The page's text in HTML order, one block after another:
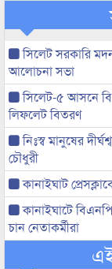
সিলেট সরকারি
আলোচনা সভা
সিলেট-৫ আসনে
লিফলেট বিতরণ
নিঃস্ব মানুষের
চৌধুরী
কানাইঘাট
কানাইঘাটে
চান নেতাকর্মীরা